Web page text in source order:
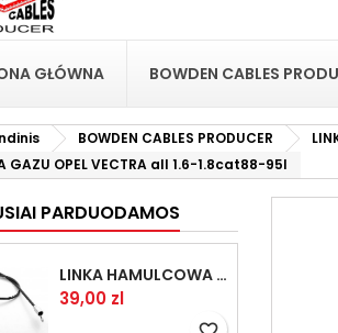
GŁÓWNA BOWDEN CABLES
BOWDEN CABLES PRODUCER
GAZU OPEL VECTRA all 1.6-1.8cat88-95l
PARDUODAMOS
LINKA HAMULCOWA PRZYCZEPY KNOTT 1440/1230 33921-1.14
Kaina
39,00 zl